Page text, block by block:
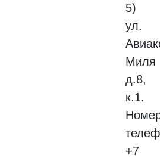
5)
ул.
Миля
д.8,
к.1.
+7